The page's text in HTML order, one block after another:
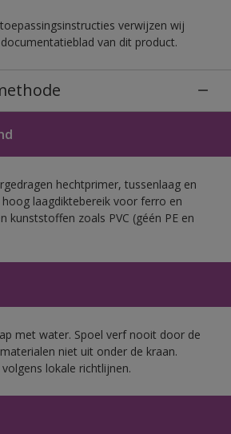
verwijzen wij
van dit product.
hechtprimer, tussenlaag en
laagdiktebereik voor ferro en
kunststoffen zoals PVC (géén PE en
met water. Spoel verf nooit door de
niet uit onder de kraan.
lokale richtlijnen.